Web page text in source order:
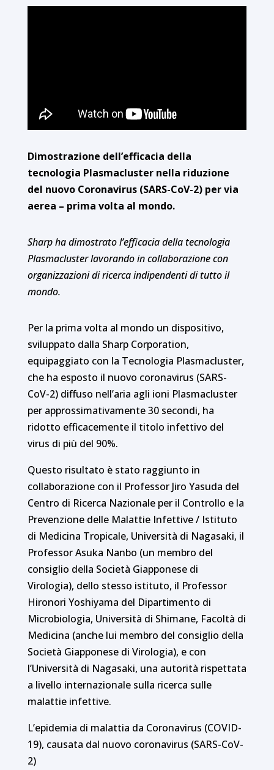
Dimostrazione dell’efficacia della
tecnologia Plasmacluster nella riduzione
del nuovo Coronavirus (SARS-CoV-2) per via
aerea – prima volta al mondo.
Sharp ha dimostrato l’efficacia della tecnologia
Plasmacluster lavorando in collaborazione con
organizzazioni di ricerca indipendenti di tutto il
mondo.
Per la prima volta al mondo un dispositivo,
sviluppato dalla Sharp Corporation,
equipaggiato con la Tecnologia Plasmacluster,
che ha esposto il nuovo coronavirus (SARS-
CoV-2) diffuso nell’aria agli ioni Plasmacluster
per approssimativamente 30 secondi, ha
ridotto efficacemente il titolo infettivo del
virus di più del 90%.
Questo risultato è stato raggiunto in
collaborazione con il Professor Jiro Yasuda del
Centro di Ricerca Nazionale per il Controllo e la
Prevenzione delle Malattie Infettive / Istituto
di Medicina Tropicale, Università di Nagasaki, il
Professor Asuka Nanbo (un membro del
consiglio della Società Giapponese di
Virologia), dello stesso istituto, il Professor
Hironori Yoshiyama del Dipartimento di
Microbiologia, Università di Shimane, Facoltà di
Medicina (anche lui membro del consiglio della
Società Giapponese di Virologia), e con
l’Università di Nagasaki, una autorità rispettata
a livello internazionale sulla ricerca sulle
malattie infettive.
L’epidemia di malattia da Coronavirus (COVID-
19), causata dal nuovo coronavirus (SARS-CoV-
2)